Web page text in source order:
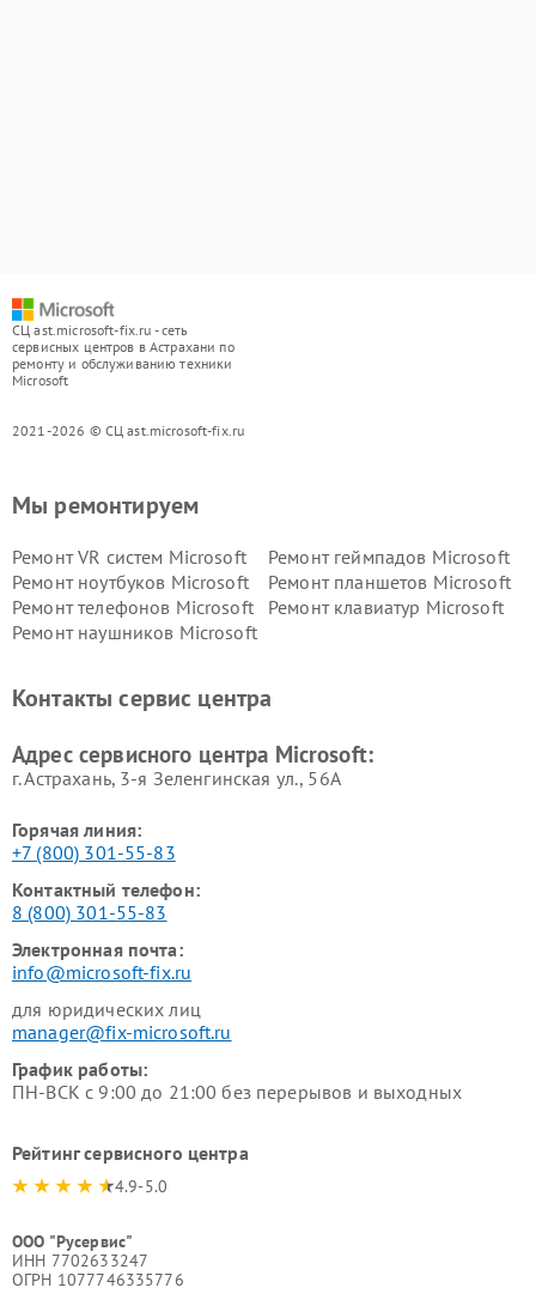
СЦ ast.microsoft-fix.ru - сеть
сервисных центров в Астрахани по
ремонту и обслуживанию техники
Microsoft
2021-2026 © СЦ ast.microsoft-fix.ru
Мы ремонтируем
Ремонт VR систем Microsoft
Ремонт геймпадов Microsoft
Ремонт ноутбуков Microsoft
Ремонт планшетов Microsoft
Ремонт телефонов Microsoft
Ремонт клавиатур Microsoft
Ремонт наушников Microsoft
Контакты сервис центра
Адрес сервисного центра Microsoft:
г. Астрахань, 3-я Зеленгинская ул., 56А
Горячая линия:
+7 (800) 301-55-83
Контактный телефон:
8 (800) 301-55-83
Электронная почта:
info@microsoft-fix.ru
для юридических лиц
manager@fix-microsoft.ru
График работы:
ПН-ВСК с 9:00 до 21:00 без перерывов и выходных
Рейтинг сервисного центра
4.9-5.0
ООО "Русервис"
ИНН 7702633247
ОГРН 1077746335776